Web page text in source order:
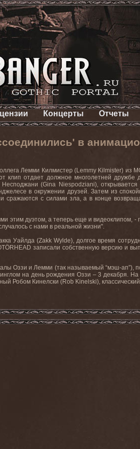
Концерты Отчеты
в
Лемми Килмистер (Lemmy Kilmister) из
клип отдает должное многолетней дружбе
Несподжани (Gina Niespodziani),открывается
в окружении друзей.Затем из
сражаются с силами зла, а в конце
этим дуэтом, а теперь еще и
с нами в реальной жизни".
Уайлда (Zakk Wylde), долгое время
записали собственную версию и
Оззи и Лемми (так называемый “мэш-ап”),
на день рождения Оззи – 3 декабря.
Робом Кинелски (Rob Kinelski),